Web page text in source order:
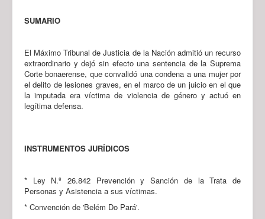
SUMARIO
El Máximo Tribunal de Justicia de la Nación admitió un recurso
extraordinario y dejó sin efecto una sentencia de la Suprema
Corte bonaerense, que convalidó una condena a una mujer por
el delito de lesiones graves, en el marco de un juicio en el que
la imputada era víctima de violencia de género y actuó en
legítima defensa.
INSTRUMENTOS JURÍDICOS
* Ley N.º 26.842 Prevención y Sanción de la Trata de
Personas y Asistencia a sus víctimas.
* Convención de 'Belém Do Pará'.